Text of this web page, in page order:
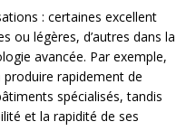
: certaines excellent
ou légères, d’autres dans la
avancée. Par exemple,
produire rapidement de
spécialisés, tandis
et la rapidité de ses